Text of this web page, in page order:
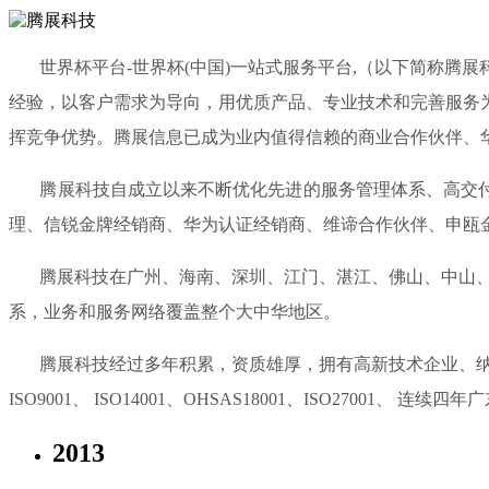
世界杯平台-世界杯(中国)一站式服务平台,（以下简称腾展
经验，以客户需求为导向，用优质产品、专业技术和完善服
挥竞争优势。腾展信息已成为业内值得信赖的商业合作伙伴
腾展科技自成立以来不断优化先进的服务管理体系、高交
理、信锐金牌经销商、华为认证经销商、维谛合作伙伴、申瓯
腾展科技在广州、海南、深圳、江门、湛江、佛山、中山
系，业务和服务网络覆盖整个大中华地区。
腾展科技经过多年积累，资质雄厚，拥有高新技术企业、
ISO9001、 ISO14001、OHSAS18001、ISO27001、 连续四
2013